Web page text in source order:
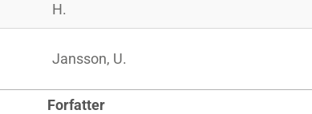
H.
Jansson, U.
Forfatter